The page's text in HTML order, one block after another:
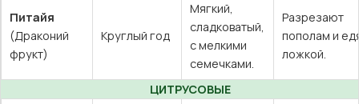
Питайя
(Драконий
фрукт)
Круглый год
Мягкий,
сладковатый,
с мелкими
семечками.
Разрезают
пополам и
ложкой.
ЦИТРУСОВЫЕ